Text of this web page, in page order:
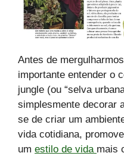
Antes de
importante entender o
jungle (ou “selva
simplesmente decorar
se de criar um
vida cotidiana,
um estilo de vida mais